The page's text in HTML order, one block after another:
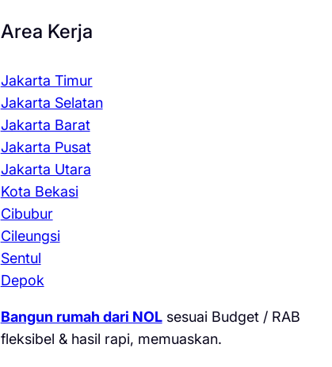
Area Kerja
Jakarta Timur
Jakarta Selatan
Jakarta Barat
Jakarta Pusat
Jakarta Utara
Kota Bekasi
Cibubur
Cileungsi
Sentul
Depok
Bangun rumah dari NOLsesuai Budget / RAB
fleksibel & hasil rapi, memuaskan.